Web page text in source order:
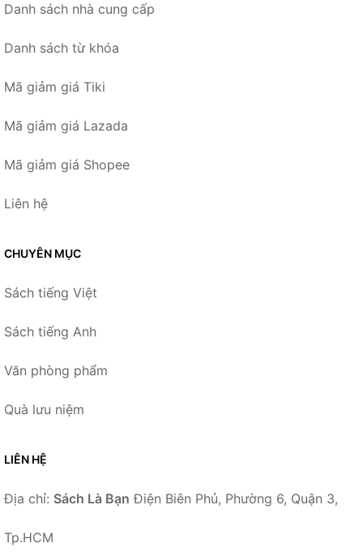
Danh sách nhà cung cấp
Danh sách từ khóa
Mã giảm giá Tiki
Mã giảm giá Lazada
Mã giảm giá Shopee
Liên hệ
CHUYÊN MỤC
Sách tiếng Việt
Sách tiếng Anh
Văn phòng phẩm
Quà lưu niệm
LIÊN HỆ
Địa chỉ: Sách Là Bạn Điện Biên Phủ, Phường 6, Quận 3,
Tp.HCM